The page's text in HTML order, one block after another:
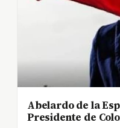
Abelardo de la
Presidente de